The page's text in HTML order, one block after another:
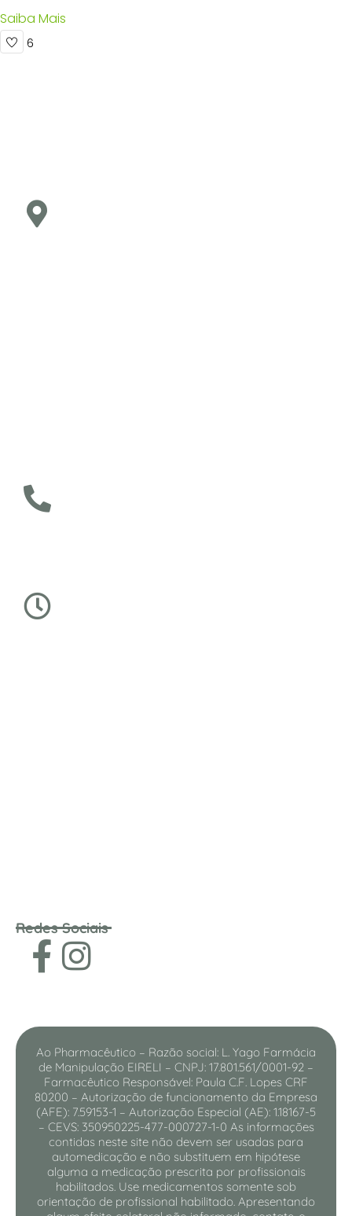
Saiba Mais
6
Redes Sociais
Ao Pharmacêutico – Razão social: L. Yago Farmácia
de Manipulação EIRELI – CNPJ: 17.801.561/0001-92 –
Farmacêutico Responsável: Paula C.F. Lopes CRF
80200 – Autorização de funcionamento da Empresa
(AFE): 7.59153-1 – Autorização Especial (AE): 1.18167-5
– CEVS: 350950225-477-000727-1-0 As informações
contidas neste site não devem ser usadas para
automedicação e não substituem em hipótese
alguma a medicação prescrita por profissionais
habilitados. Use medicamentos somente sob
orientação de profissional habilitado. Apresentando